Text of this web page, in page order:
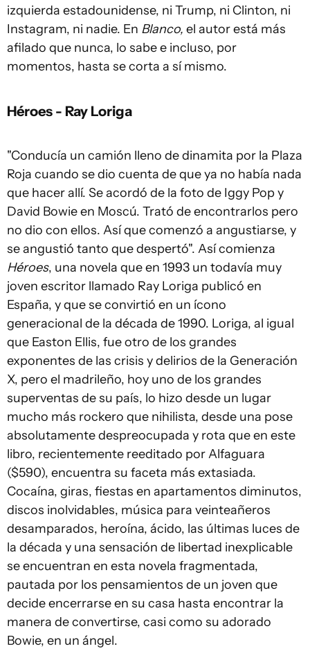
izquierda estadounidense, ni Trump, ni Clinton, ni
Instagram, ni nadie. En Blanco, el autor está más
afilado que nunca, lo sabe e incluso, por
momentos, hasta se corta a sí mismo.
Héroes - Ray Loriga
"Conducía un camión lleno de dinamita por la Plaza
Roja cuando se dio cuenta de que ya no había nada
que hacer allí. Se acordó de la foto de Iggy Pop y
David Bowie en Moscú. Trató de encontrarlos pero
no dio con ellos. Así que comenzó a angustiarse, y
se angustió tanto que despertó". Así comienza
Héroes, una novela que en 1993 un todavía muy
joven escritor llamado Ray Loriga publicó en
España, y que se convirtió en un ícono
generacional de la década de 1990. Loriga, al igual
que Easton Ellis, fue otro de los grandes
exponentes de las crisis y delirios de la Generación
X, pero el madrileño, hoy uno de los grandes
superventas de su país, lo hizo desde un lugar
mucho más rockero que nihilista, desde una pose
absolutamente despreocupada y rota que en este
libro, recientemente reeditado por Alfaguara
($590), encuentra su faceta más extasiada.
Cocaína, giras, fiestas en apartamentos diminutos,
discos inolvidables, música para veinteañeros
desamparados, heroína, ácido, las últimas luces de
la década y una sensación de libertad inexplicable
se encuentran en esta novela fragmentada,
pautada por los pensamientos de un joven que
decide encerrarse en su casa hasta encontrar la
manera de convertirse, casi como su adorado
Bowie, en un ángel.